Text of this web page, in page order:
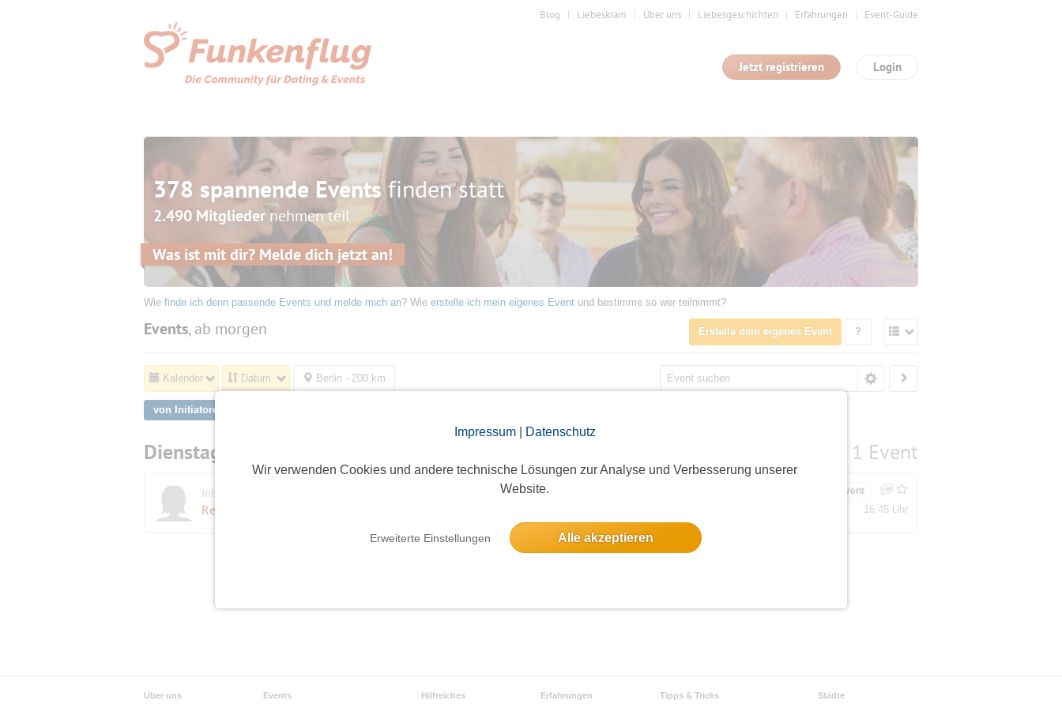
Impressum| Datenschutz
Wir verwenden Cookies und andere technische Lösungen zur Analyse und Verbesserung unserer
Website.
Erweiterte Einstellungen Alle akzeptieren
Blog Liebeskram Über uns Liebesgeschichten Erfahrungen Event-Guide
Login
Jetzt registrieren
378 spannende Eventsfinden statt
2.490 Mitgliedernehmen teil
Was ist mit dir? Melde dich jetzt an!
Wie finde ich denn passende Events und melde mich an? Wie erstelle ich mein eigenes Event und bestimme so wer teilnimmt?
Events, ab morgen Erstelle dein eigenes Event ?
Kalender Datum Berlin - 200 km
von Initiatoren aus Berlin, Mariendorf
Dienstag, 1 Event
Initiatorin
Reniehelen
KREUZBERG-DENKMAL VON INNEN!
Bestätigungsevent
16:45 Uhr
Über uns Events Hilfreiches Erfahrungen Tipps & Tricks Städte